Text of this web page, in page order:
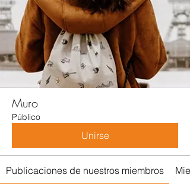
Muro
Público
Unirse
Publicaciones de nuestros miembros